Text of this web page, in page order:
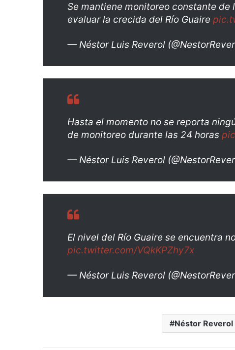
Se mantiene monitoreo constante
evaluar la crecida del Río Guaire
— Néstor Luis Reverol
Hasta el momento no se reporta
de monitoreo durante las 24 horas
— Néstor Luis Reverol
El nivel del Río Guaire se encuentra
pic.twitter.com/VQkKPZhy7x
— Néstor Luis Reverol
Néstor Reverol